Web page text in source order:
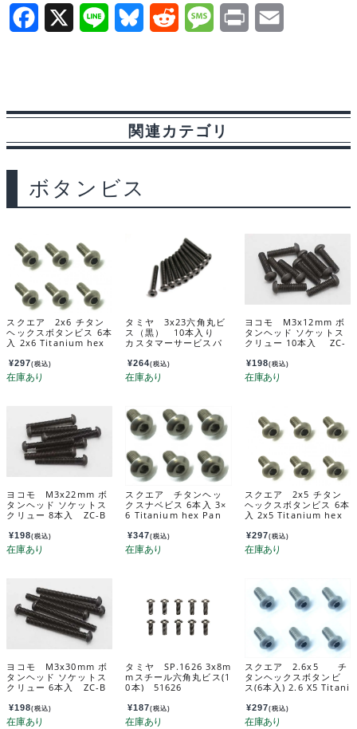
本
入)
o
X B
s
R
i
M
a
P
関連カテゴリ
ボタンビス
スクエア 2x6 チタン
ヘックスボタンビス 6本
入 2x6 Titanium hex
s.) NTR-206
¥297(税込)
タミヤ 3x23六角丸ビ
ス（黒） 10本入り
カスタマーサービスパ
¥264(税込)
ヨコモ M3x12mm ボ
タンヘッド ソケットス
クリュー 10本入 ZC-
¥198(税込)
ヨコモ M3x22mm ボ
タンヘッド ソケットス
クリュー 8本入 ZC-B
¥198(税込)
スクエア チタンヘッ
クスナベビス 6本入 3×
6 Titanium hex Pan
s.) NTR-306
¥347(税込)
スクエア 2x5 チタン
ヘックスボタンビス 6本
入 2x5 Titanium hex
s.) NTR-205
¥297(税込)
ヨコモ M3x30mm ボ
タンヘッド ソケットス
クリュー 6本入 ZC-B
¥198(税込)
タミヤ SP.1626 3x8m
mスチール六角丸ビス(1
0本) 51626
¥187(税込)
スクエア 2.6x5 チ
タンヘックスボタンビ
ス(6本入) 2.6 X5 Titani
ew (6 pcs.) NTR-265
¥297(税込)